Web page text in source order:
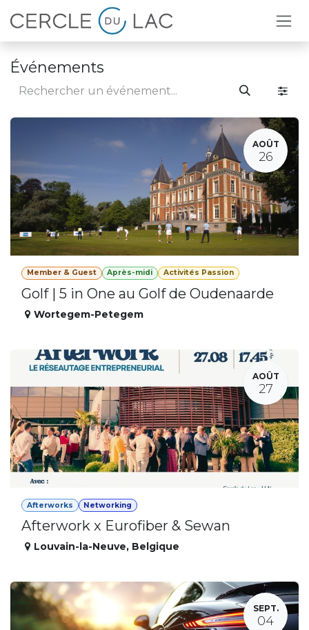
Se rendre au contenu
Événements
AOÛT
26
Member & Guest Après-midi Activités Passion
Golf | 5 in One au Golf de Oudenaarde
Wortegem-Petegem
AOÛT
27
Afterworks Networking
Afterwork x Eurofiber & Sewan
Louvain-la-Neuve, Belgique
SEPT.
04